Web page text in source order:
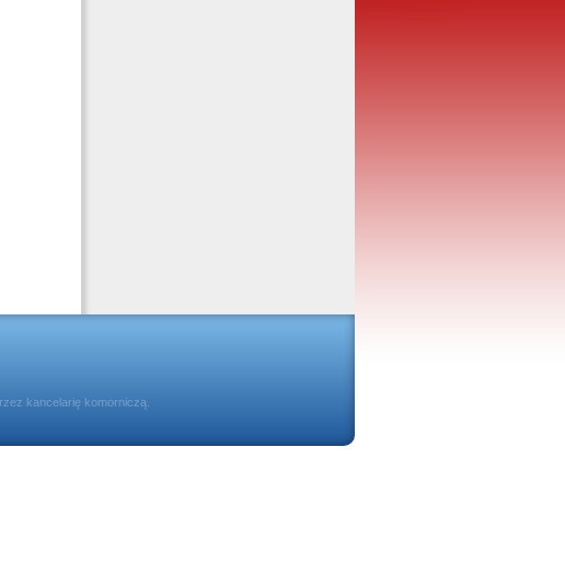
kancelarię komorniczą.